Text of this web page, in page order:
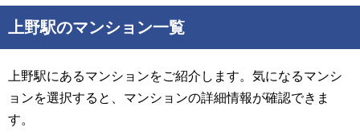
上野駅のマンション一覧
上野駅にあるマンションをご紹介します。気になるマンシ
ョンを選択すると、マンションの詳細情報が確認できま
す。